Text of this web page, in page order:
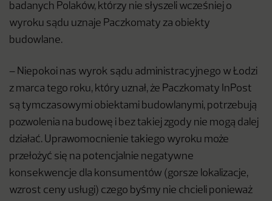
badanych Polaków, którzy nie słyszeli wcześniej o
wyroku sądu uznaje Paczkomaty za obiekty
budowlane.
– Niepokoi nas wyrok sądu administracyjnego w Łodzi
z marca tego roku, który uznał, że Paczkomaty InPost
są tymczasowymi obiektami budowlanymi, potrzebują
pozwolenia na budowę i bez takiej zgody nie mogą dalej
działać. Uprawomocnienie takiego wyroku może
przełożyć się na potencjalnie negatywne
konsekwencje dla konsumentów (gorsze lokalizacje,
wzrost ceny usługi) czego byśmy nie chcieli ponieważ